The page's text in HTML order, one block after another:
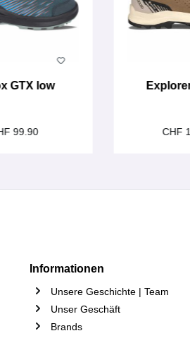
GTX low
99.90 CHF
Informationen
Unsere Geschichte | Team
Unser Geschäft
Brands